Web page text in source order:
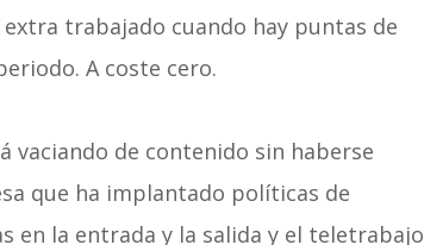
trabajado cuando hay puntas de
A coste cero.
vaciando de contenido sin haberse
que ha implantado políticas de
en la entrada y la salida y el teletrabajo